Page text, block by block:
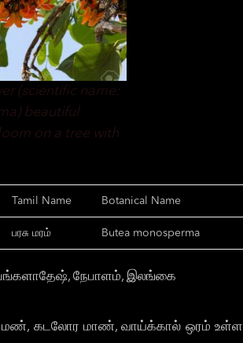
(scientific name:
beautiful
on a tree with
Tamil Name Botanical Name
பரசு மரம் Butea monosperma
நேபாளம், இலங்கை
கடலோர மாண், வாய்க்கால் ஒரம் உள்ள